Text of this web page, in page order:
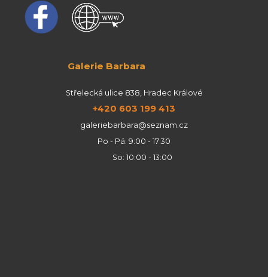
Galerie Barbara
Střelecká ulice 838, Hradec Králové
+420 603 199 413
galeriebarbara@seznam.cz
Po - Pá: 9:00 - 17:30
So: 10:00 - 13:00